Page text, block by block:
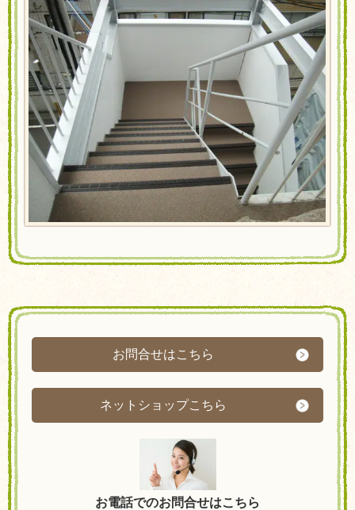
お問合せはこちら
ネットショップこちら
お電話でのお問合せはこちら